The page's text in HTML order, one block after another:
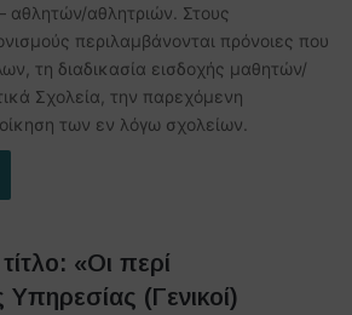
αθλητών/αθλητριών. Στους
περιλαμβάνονται πρόνοιες που
τη διαδικασία εισδοχής μαθητών/
Σχολεία, την παρεχόμενη
των εν λόγω σχολείων.
«Οι περί
(Γενικοί)